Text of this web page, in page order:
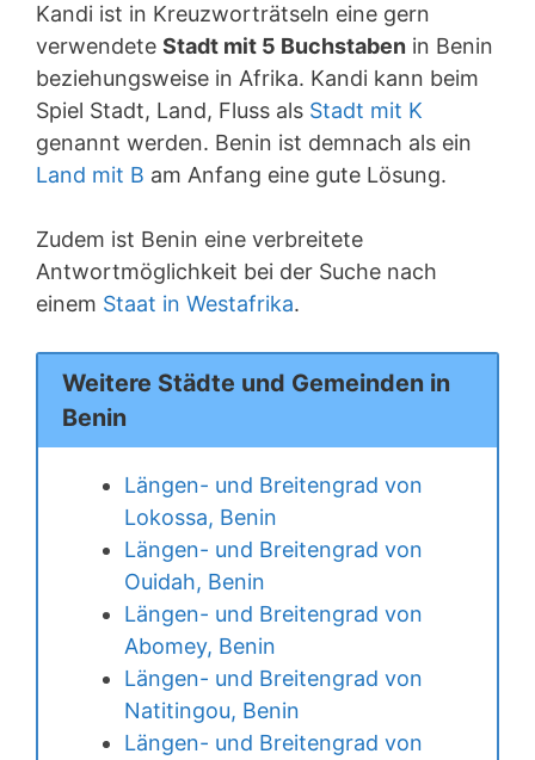
Kandi ist in Kreuzworträtseln eine gern
verwendete Stadt mit 5 Buchstaben in Benin
beziehungsweise in Afrika. Kandi kann beim
Spiel Stadt, Land, Fluss als Stadt mit K
genannt werden. Benin ist demnach als ein
Land mit B am Anfang eine gute Lösung.
Zudem ist Benin eine verbreitete
Antwortmöglichkeit bei der Suche nach
einem Staat in Westafrika.
Weitere Städte und Gemeinden in
Benin
Längen- und Breitengrad von
Lokossa, Benin
Längen- und Breitengrad von
Ouidah, Benin
Längen- und Breitengrad von
Abomey, Benin
Längen- und Breitengrad von
Natitingou, Benin
Längen- und Breitengrad von